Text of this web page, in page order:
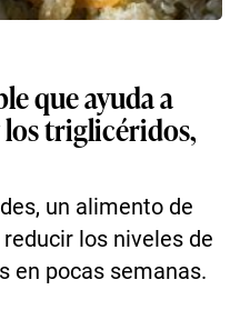
que ayuda a
los triglicéridos,
un alimento de
los niveles de
en pocas semanas.